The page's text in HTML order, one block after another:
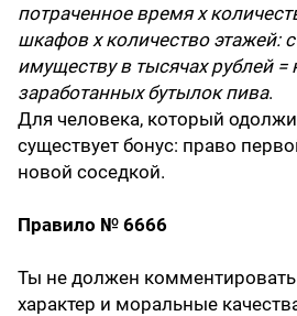
потраченное время х
шкафов х количество этажей:
имуществу в тысячах рублей =
заработанных бутылок пива.
Для человека, который
существует бонус: право
новой соседкой.
Правило № 6666
Ты не должен
характер и моральные